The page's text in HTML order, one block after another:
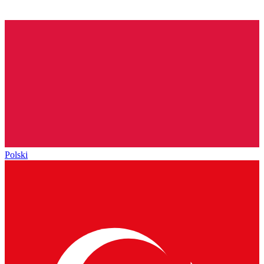
Polski